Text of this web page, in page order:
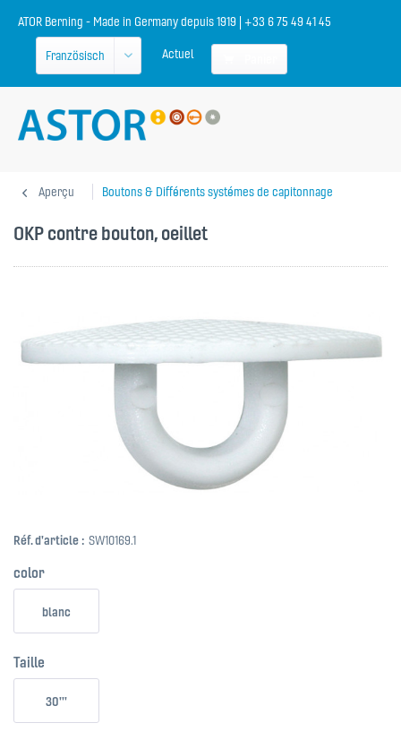
ATOR Berning - Made in Germany depuis 1919 | +33 6 75 49 41 45
Actuel
Aperçu Boutons & Différents systémes de capitonnage
OKP contre bouton, oeillet
Réf. d'article : SW10169.1
color
blanc
Taille
30'''